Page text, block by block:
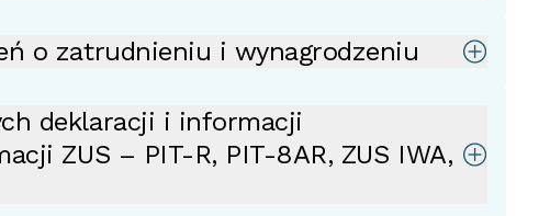
o zatrudnieniu i wynagrodzeniu
deklaracji i informacji
ZUS – PIT-R, PIT-8AR, ZUS IWA,